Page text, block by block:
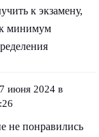
к экзамену,
минимум
7 июня 2024 в
не понравились